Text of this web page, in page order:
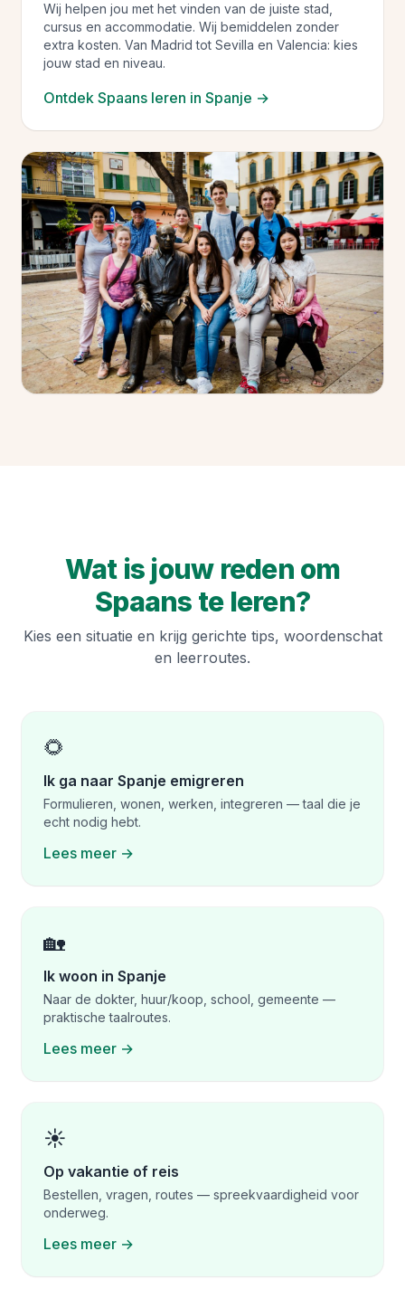
Wij helpen jou met het vinden van de juiste stad,
cursus en accommodatie. Wij bemiddelen zonder
extra kosten. Van Madrid tot Sevilla en Valencia: kies
jouw stad en niveau.
Ontdek Spaans leren in Spanje →
Wat is jouw reden om
Spaans te leren?
Kies een situatie en krijg gerichte tips, woordenschat
en leerroutes.
🌻
Ik ga naar Spanje emigreren
Formulieren, wonen, werken, integreren — taal die je
echt nodig hebt.
Lees meer →
🏡
Ik woon in Spanje
Naar de dokter, huur/koop, school, gemeente —
praktische taalroutes.
Lees meer →
☀️
Op vakantie of reis
Bestellen, vragen, routes — spreekvaardigheid voor
onderweg.
Lees meer →